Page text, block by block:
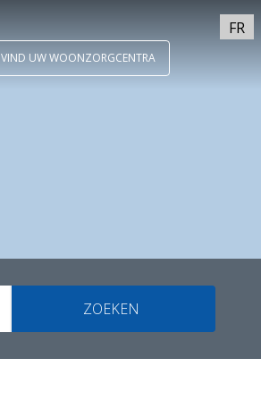
FR
VIND UW WOONZORGCENTRA
ZOEKEN